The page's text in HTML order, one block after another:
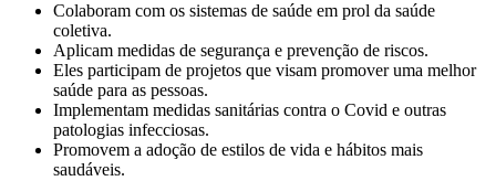
Colaboram com os sistemas de saúde em prol da saúde
coletiva.
Aplicam medidas de segurança e prevenção de riscos.
Eles participam de projetos que visam promover uma melhor
saúde para as pessoas.
Implementam medidas sanitárias contra o Covid e outras
patologias infecciosas.
Promovem a adoção de estilos de vida e hábitos mais
saudáveis.